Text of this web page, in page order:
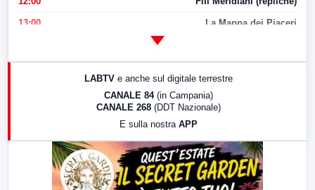
13:00 La Mappa dei Piaceri
LabNews (replica)
LABTV e anche sul digitale terrestre
CANALE 84 (in Campania)
CANALE 268 (DDT Nazionale)
E sulla nostra APP